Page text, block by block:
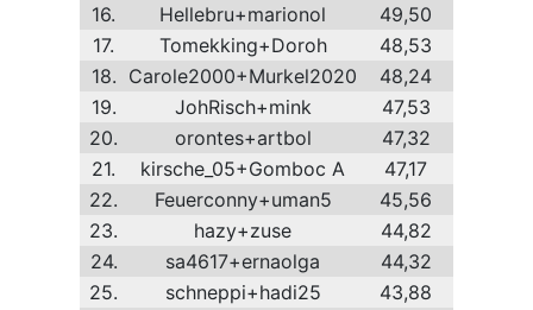
16.
Hellebru+marionol
49,50
17.
Tomekking+Doroh
48,53
18. Carole2000+Murkel2020
48,24
19.
JohRisch+mink
47,53
20.
orontes+artbol
47,32
21.
kirsche_05+Gomboc A
47,17
22.
Feuerconny+uman5
45,56
23.
hazy+zuse
44,82
24.
sa4617+ernaolga
44,32
25.
schneppi+hadi25
43,88